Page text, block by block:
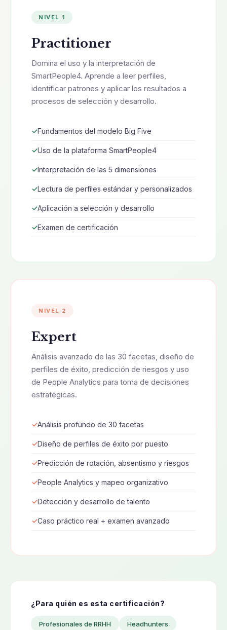
NIVEL 1
Practitioner
Domina el uso y la interpretación de
SmartPeople4. Aprende a leer perfiles,
identificar patrones y aplicar los resultados a
procesos de selección y desarrollo.
Fundamentos del modelo Big Five
Uso de la plataforma SmartPeople4
Interpretación de las 5 dimensiones
Lectura de perfiles estándar y personalizados
Aplicación a selección y desarrollo
Examen de certificación
NIVEL 2
Expert
Análisis avanzado de las 30 facetas, diseño de
perfiles de éxito, predicción de riesgos y uso
de People Analytics para toma de decisiones
estratégicas.
Análisis profundo de 30 facetas
Diseño de perfiles de éxito por puesto
Predicción de rotación, absentismo y riesgos
People Analytics y mapeo organizativo
Detección y desarrollo de talento
Caso práctico real + examen avanzado
¿Para quién es esta certificación?
Profesionales de RRHH
Headhunters